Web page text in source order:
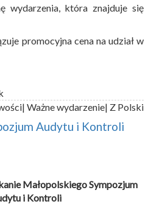
wydarzenia, która znajduje się
promocyjna cena na udział w
| Ważne wydarzenie| Z Polski
Audytu i Kontroli
Małopolskiego Sympozjum
i Kontroli